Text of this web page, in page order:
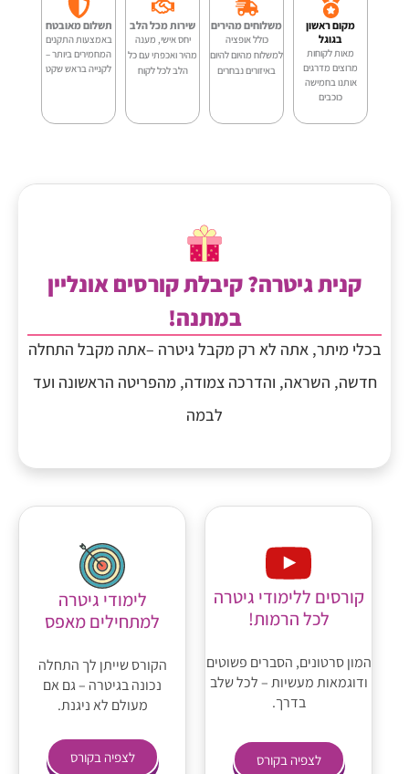
17
מקום ראשון
בגוגל
מאות לקוחות
מרוצים מדרגים
אותנו בחמישה
כוכבים
משלוחים מהירים
כולל אופציה
למשלוח מהיום להיום
באיזורים נבחרים
שירות מכל הלב
יחס אישי, מענה
מהיר ואכפתי עם כל
הלב לכל לקוח
תשלום מאובטח
באמצעות התקנים
המחמירים ביותר –
לקנייה בראש שקט
קנית גיטרה? קיבלת קורסים אונליין
במתנה!
בכלי מיתר, אתה לא רק מקבל גיטרה –אתה מקבל התחלה
חדשה, השראה, והדרכה צמודה, מהפריטה הראשונה ועד
לבמה
קורסים ללימודי גיטרה
לכל הרמות!
המון סרטונים, הסברים פשוטים
ודוגמאות מעשיות – לכל שלב
בדרך.
לצפיה בקורס
לימודי גיטרה
למתחילים מאפס
הקורס שייתן לך התחלה
נכונה בגיטרה – גם אם
מעולם לא ניגנת.
לצפיה בקורס